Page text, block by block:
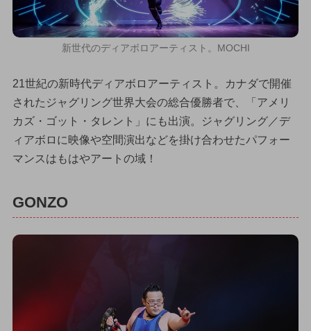
新世代のディアボロアーティスト。MOCHI
21世紀の新時代ディアボロアーティスト。カナダで開催
されたジャグリング世界大会の総合優勝者で、「アメリ
カズ・ゴット・タレント」にも出演。ジャグリング／デ
ィアボロに映像や空間演出などを掛け合わせたパフォー
マンスはもはやアートの域！
GONZO